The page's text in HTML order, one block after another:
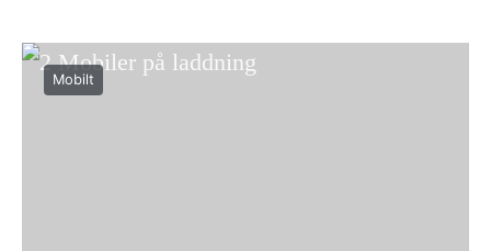
Mobilt